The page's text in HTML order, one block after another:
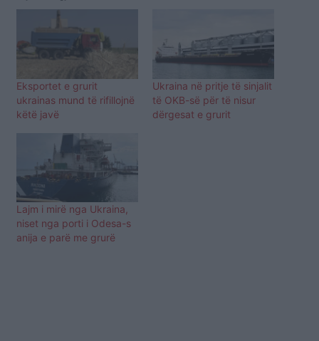
Eksportet e grurit
ukrainas mund të rifillojnë
këtë javë
Ukraina në pritje të sinjalit
të OKB-së për të nisur
dërgesat e grurit
Lajm i mirë nga Ukraina,
niset nga porti i Odesa-s
anija e parë me grurë